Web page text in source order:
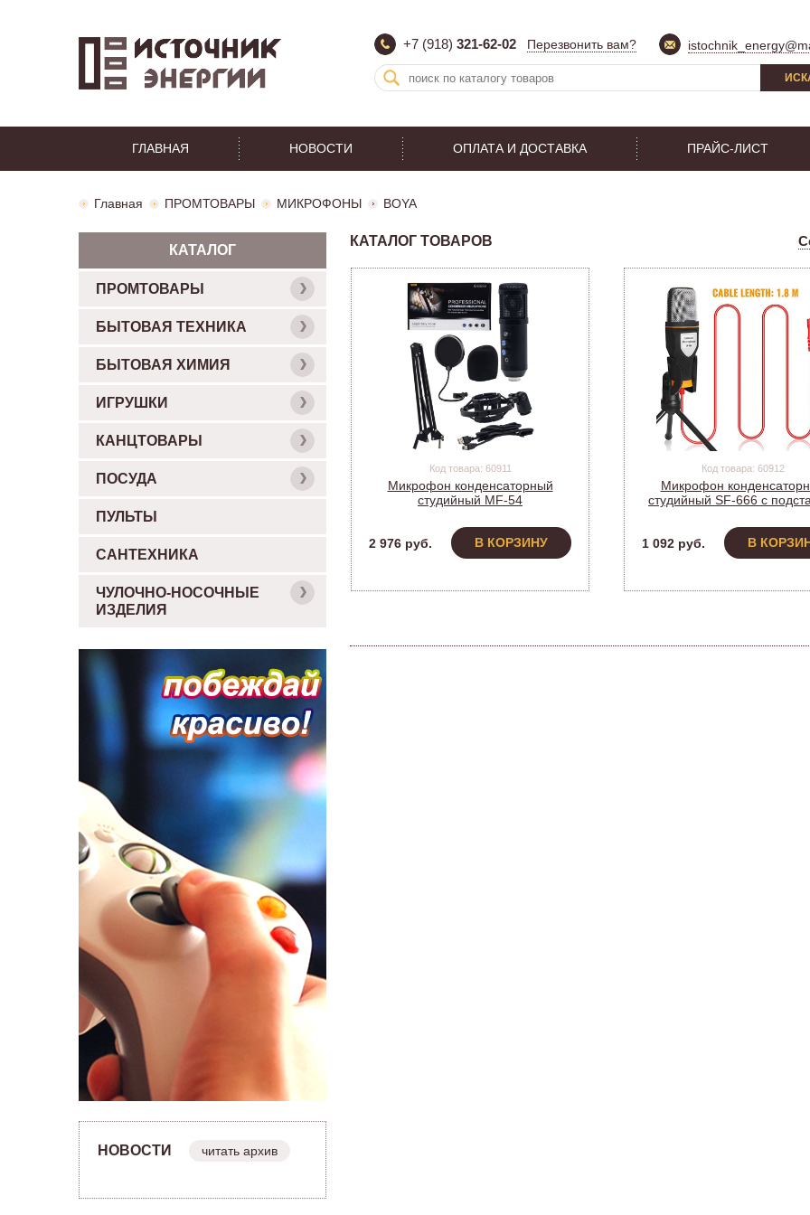
+7 (918) 321-62-02 Перезвонить вам?
ГЛАВНАЯ НОВОСТИ ОПЛАТА И ДОСТАВКА ПРАЙС-ЛИСТ
Главная ПРОМТОВАРЫ МИКРОФОНЫ BOYA
КАТАЛОГ ТОВАРОВ
Код товара: 60911
Микрофон конденсаторный
студийный MF-54
2 976 руб.
В КОРЗИНУ
Код товара: 60912
Микрофон
студийный SF-666 с
1 092 руб.
В
КАТАЛОГ
ПРОМТОВАРЫ
БЫТОВАЯ ТЕХНИКА
БЫТОВАЯ ХИМИЯ
ИГРУШКИ
КАНЦТОВАРЫ
ПОСУДА
ПУЛЬТЫ
САНТЕХНИКА
ЧУЛОЧНО-НОСОЧНЫЕ
ИЗДЕЛИЯ
НОВОСТИ читать архив